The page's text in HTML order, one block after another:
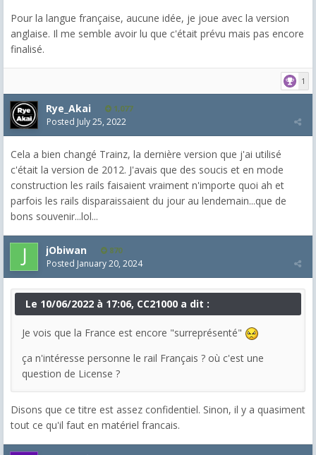
Pour la langue française, aucune idée, je joue avec la version
anglaise. Il me semble avoir lu que c'était prévu mais pas encore
finalisé.
1
Rye_Akai 1,077
Posted July 25, 2022
Cela a bien changé Trainz, la dernière version que j'ai utilisé
c'était la version de 2012. J'avais que des soucis et en mode
construction les rails faisaient vraiment n'importe quoi ah et
parfois les rails disparaissaient du jour au lendemain...que de
bons souvenir...lol...
jObiwan 870
Posted January 20, 2024
Le 10/06/2022 à 17:06, CC21000 a dit :
Je vois que la France est encore "surreprésenté"
ça n'intéresse personne le rail Français ? où c'est une
question de License ?
Disons que ce titre est assez confidentiel. Sinon, il y a quasiment
tout ce qu'il faut en matériel francais.